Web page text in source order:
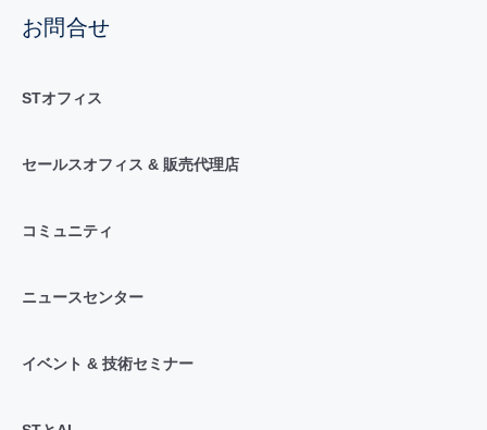
お問合せ
STオフィス
セールスオフィス & 販売代理店
コミュニティ
ニュースセンター
イベント & 技術セミナー